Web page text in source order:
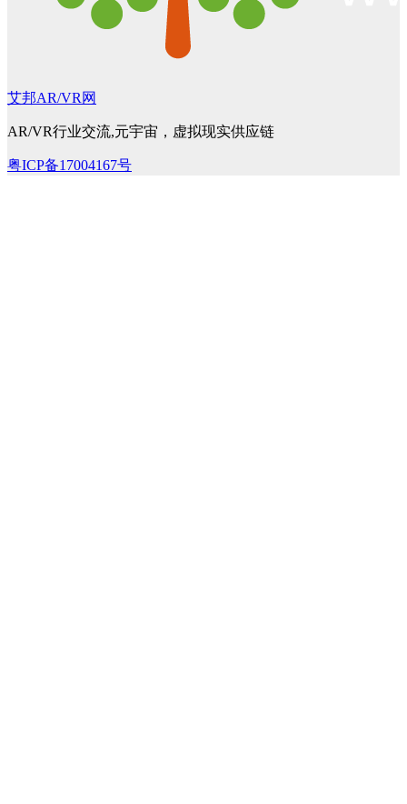
艾邦AR/VR网
AR/VR行业交流,元宇宙，虚拟现实供应链
粤ICP备17004167号